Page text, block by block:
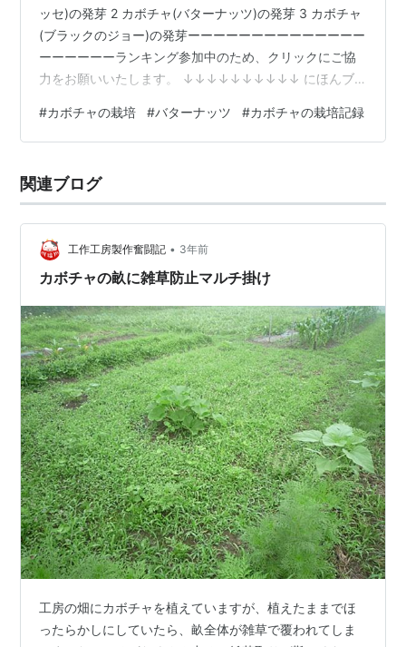
ッセ)の発芽 2 カボチャ(バターナッツ)の発芽 3 カボチャ
(ブラックのジョー)の発芽ーーーーーーーーーーーーーー
ーーーーーーランキング参加中のため、クリックにご協
力をお願いいたします。 ↓↓↓↓↓↓↓↓↓↓ にほんブ
カボチャ(グラッセ)の発芽 2 カボチャ(バターナッツ)の発
芽 3 カボチャ(ブラックのジョー)の発芽 ーーーーーーー
品目：カボチャ(種から) 品種：グラッセ 場所：地植え 状
態：8日目 (積算温度：…
#カボチャの栽培 #バターナッツ #カボチャの栽培記録
関連ブログ
工作工房製作奮闘記 • 3年前
カボチャの畝に雑草防止マルチ掛け
工房の畑にカボチャを植えていますが、植えたままでほ
ったらかしにしていたら、畝全体が雑草で覆われてしま